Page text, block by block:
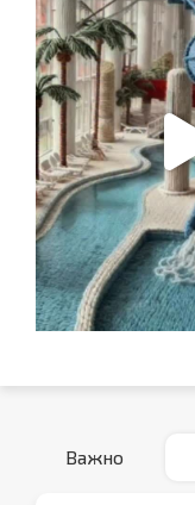
Важно